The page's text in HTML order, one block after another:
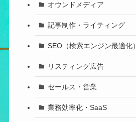
オウンドメディア
記事制作・ライティング
SEO（検索エンジン最適化）
リスティング広告
セールス・営業
業務効率化・SaaS